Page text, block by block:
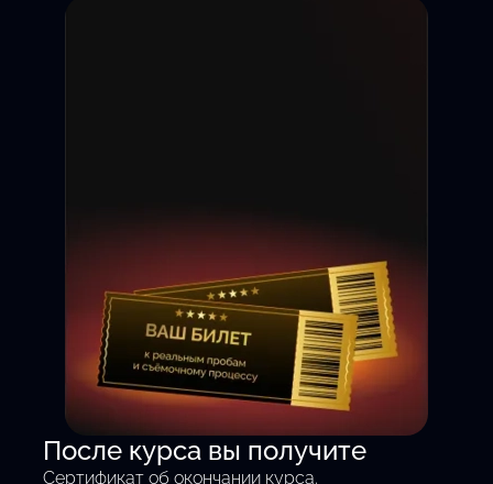
Съёмка на камеру с 1 дня
— без теории, только
После курса вы получите
Сертификат об окончании курса.